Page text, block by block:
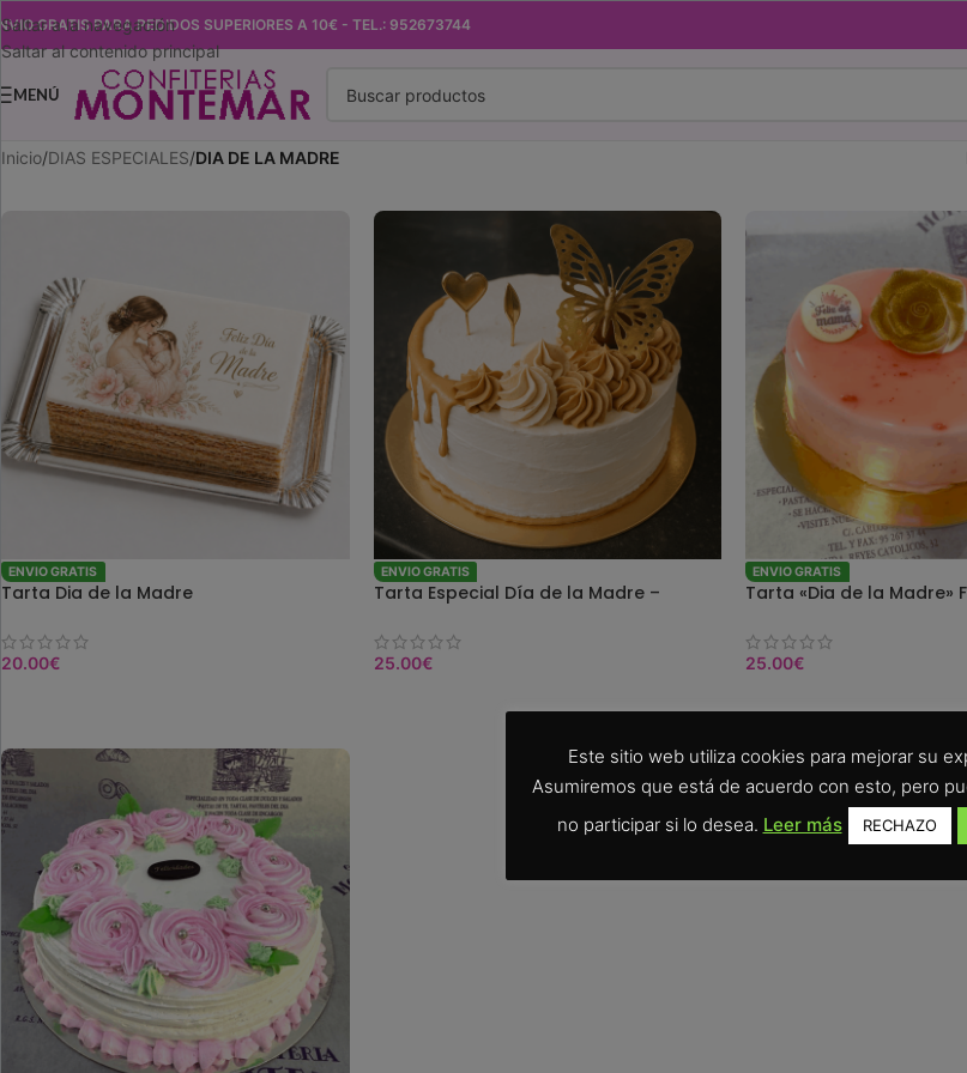
Saltar a la navegación
Saltar al contenido principal
GRATIS PARA PEDIDOS SUPERIORES A 10€ - TEL.: 952673744
MENÚ
Inicio/DIAS ESPECIALES/DIA DE LA MADRE
ENVIO GRATIS
Tarta Dia de la Madre
20.00€
ENVIO GRATIS
Tarta Especial Día de la Madre –
25.00€
ENVIO GRATIS
Tarta «Dia de la Madre»
25.00€
Este sitio web utiliza cookies para mejorar su
Asumiremos que está de acuerdo con esto, pero
no participar si lo desea. Leer más RECHAZO